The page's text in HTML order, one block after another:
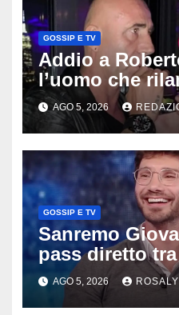
GOSSIP E TV
Addio a
l’uomo che
e Villa delle
anni
AGO 5, 2026
GOSSIP E TV
Sanremo
pass diretto
rivoluzione di
Martino
AGO 5, 2026